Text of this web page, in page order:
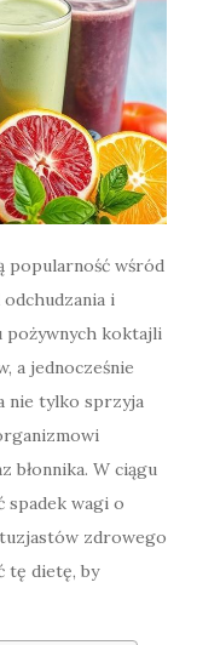
popularność wśród
i
pożywnych koktajli
a jednocześnie
nie tylko sprzyja
błonnika. W ciągu
spadek wagi o
zdrowego
tę dietę, by